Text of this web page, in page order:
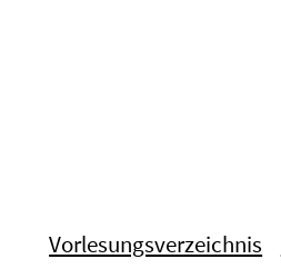
Vorlesungsverzeichnis